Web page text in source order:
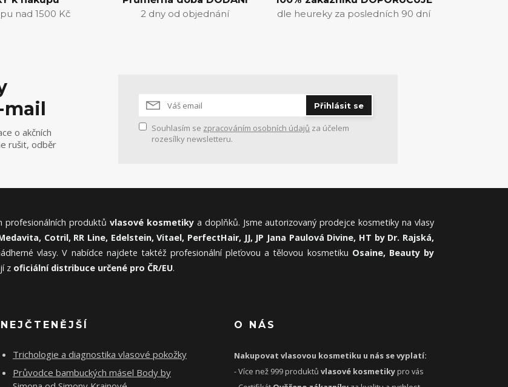
nad 1500 Kč
2 dny od objednání
dle heureky za posledních 90 dní
mail
o akčních
rušit, odběr
Přihlásit se
Souhlasím se zpracováním osobních údajů za účelem
rozesílky newsletteru.
profesionálních produktů vlasové kosmetikya doplňků. Jsme autorizovaný prodejce kosmetiky na vlasy
Cotril, RR Line, Edelstein, Vitael, PerfectHair, JJ, JP Jana Paulová Divine, HT by Dr. Rajská,
vlasy. V nabídce najdete taktéž profesionální pleťovou a tělovou kosmetiku Osaine, Beauty by
z oficiální distribuce určené pro ČR/EU.
NEJČTENĚJŠÍ
Trichologie a diagnostika vlasové pokožky
Průvodce bambuckých másel Body by
O NÁS
Nakupovat vlasovou kosmetiku u nás se vyplatí:
- Více než 999 produktů vlasové kosmetiky pro vás